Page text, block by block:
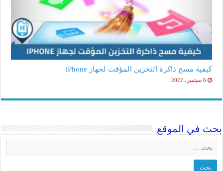
كيفية مسح ذاكرة التخزين المؤقت لجهاز iPhone
6 سبتمبر، 2022
بحث في الموقع